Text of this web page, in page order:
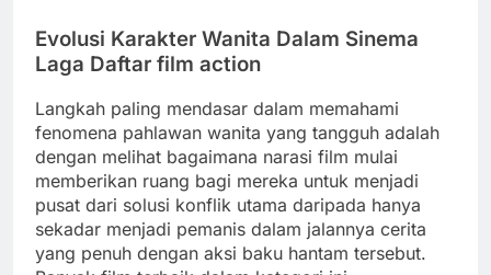
Evolusi Karakter Wanita Dalam Sinema
Laga Daftar film action
Langkah paling mendasar dalam memahami
fenomena pahlawan wanita yang tangguh adalah
dengan melihat bagaimana narasi film mulai
memberikan ruang bagi mereka untuk menjadi
pusat dari solusi konflik utama daripada hanya
sekadar menjadi pemanis dalam jalannya cerita
yang penuh dengan aksi baku hantam tersebut.